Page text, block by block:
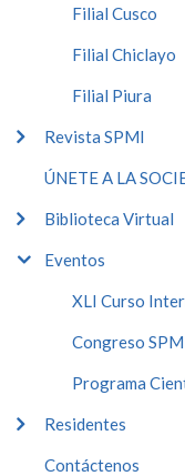
Filial Cusco
Filial Chiclayo
Filial Piura
Revista SPMI
ÚNETE A LA
Biblioteca Virtual
Eventos
XLI Curso
Congreso
Programa
Residentes
Contáctenos